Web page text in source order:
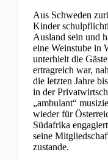
Aus Schweden
Kinder
Ausland sein und
eine Weinstube in
unterhielt die
ertragreich war,
die letzten Jahre
in der
„ambulant“
wieder für
Südafrika
seine
zustande.